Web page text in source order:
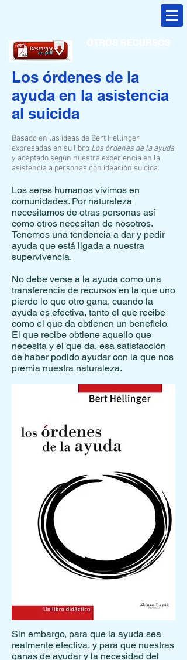
Los órdenes de la
ayuda en la asistencia
al suicida
Basado en las ideas de Bert Hellinger
expresadas en su libro Los órdenes de la ayuda
y adaptado según nuestra experiencia en la
asistencia a personas con ideación suicida.
Los seres humanos vivimos en
comunidades. Por naturaleza
necesitamos de otras personas así
como otros necesitan de nosotros.
Tenemos una tendencia a dar y pedir
ayuda que está ligada a nuestra
supervivencia.
No debe verse a la ayuda como una
transferencia de recursos en la que uno
pierde lo que otro gana, cuando la
ayuda es efectiva, tanto el que recibe
como el que da obtienen un beneficio.
El que recibe obtiene aquello que
necesita y el que da, esa satisfacción
de haber podido ayudar con la que nos
premia nuestra naturaleza.
Sin embargo, para que la ayuda sea
realmente efectiva, y para que nuestras
ganas de ayudar y la necesidad del